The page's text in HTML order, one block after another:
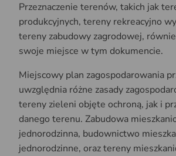
Przeznaczenie terenów, takich jak
produkcyjnych, tereny rekreacyjno
tereny zabudowy zagrodowej,
swoje miejsce w tym dokumencie.
Miejscowy plan zagospodarowania
uwzględnia różne zasady
tereny zieleni objęte ochroną, jak i
danego terenu. Zabudowa
jednorodzinna, budownictwo
jednorodzinne, oraz tereny